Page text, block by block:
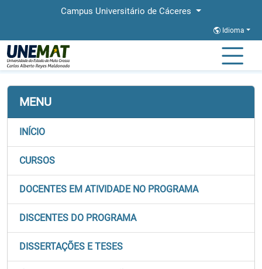
Campus Universitário de Cáceres
Idioma
Página Inicial PROFLETRAS
MENU
INÍCIO
CURSOS
DOCENTES EM ATIVIDADE NO PROGRAMA
DISCENTES DO PROGRAMA
DISSERTAÇÕES E TESES